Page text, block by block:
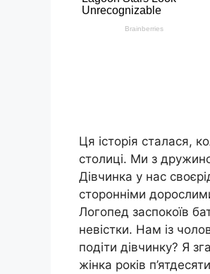
Ця історія сталася,
столиці. Ми з
Дівчинка у нас
сторонніми
Логопед заспокоїв
невістки. Нам із
подіти дівчинку? Я
жінка років